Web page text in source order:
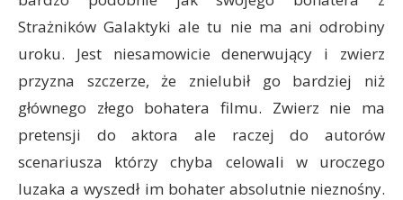
Strażników Galaktyki ale tu nie ma ani odrobiny
uroku. Jest niesamowicie denerwujący i zwierz
przyzna szczerze, że znielubił go bardziej niż
głównego złego bohatera filmu. Zwierz nie ma
pretensji do aktora ale raczej do autorów
scenariusza którzy chyba celowali w uroczego
luzaka a wyszedł im bohater absolutnie nieznośny.